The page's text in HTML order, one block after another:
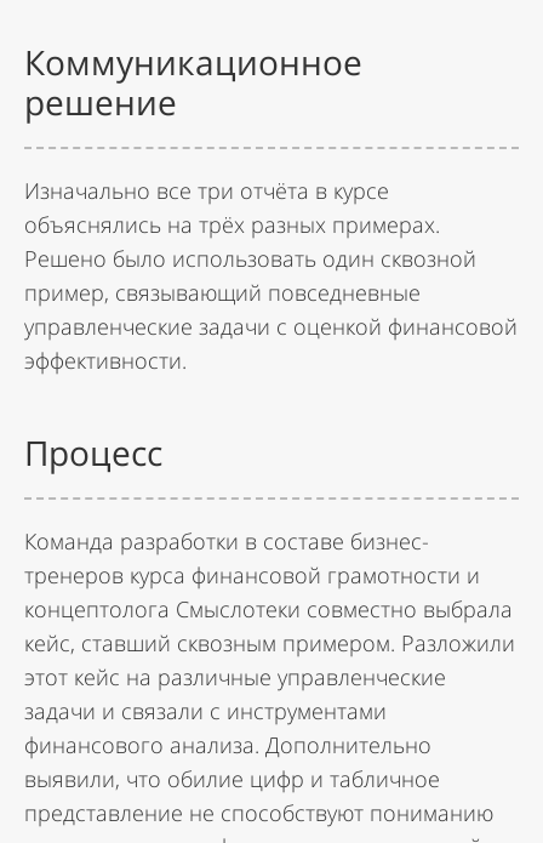
Коммуникационное
решение
Изначально все три отчёта в курсе
объяснялись на трёх разных примерах.
Решено было использовать один сквозной
пример, связывающий повседневные
управленческие задачи с оценкой финансовой
эффективности.
Процесс
Команда разработки в составе бизнес-
тренеров курса финансовой грамотности и
концептолога Смыслотеки совместно выбрала
кейс, ставший сквозным примером. Разложили
этот кейс на различные управленческие
задачи и связали с инструментами
финансового анализа. Дополнительно
выявили, что обилие цифр и табличное
представление не способствуют пониманию